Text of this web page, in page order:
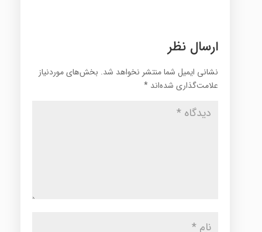
ارسال نظر
نشانی ایمیل شما منتشر نخواهد شد. بخش‌های موردنیاز
علامت‌گذاری شده‌اند *